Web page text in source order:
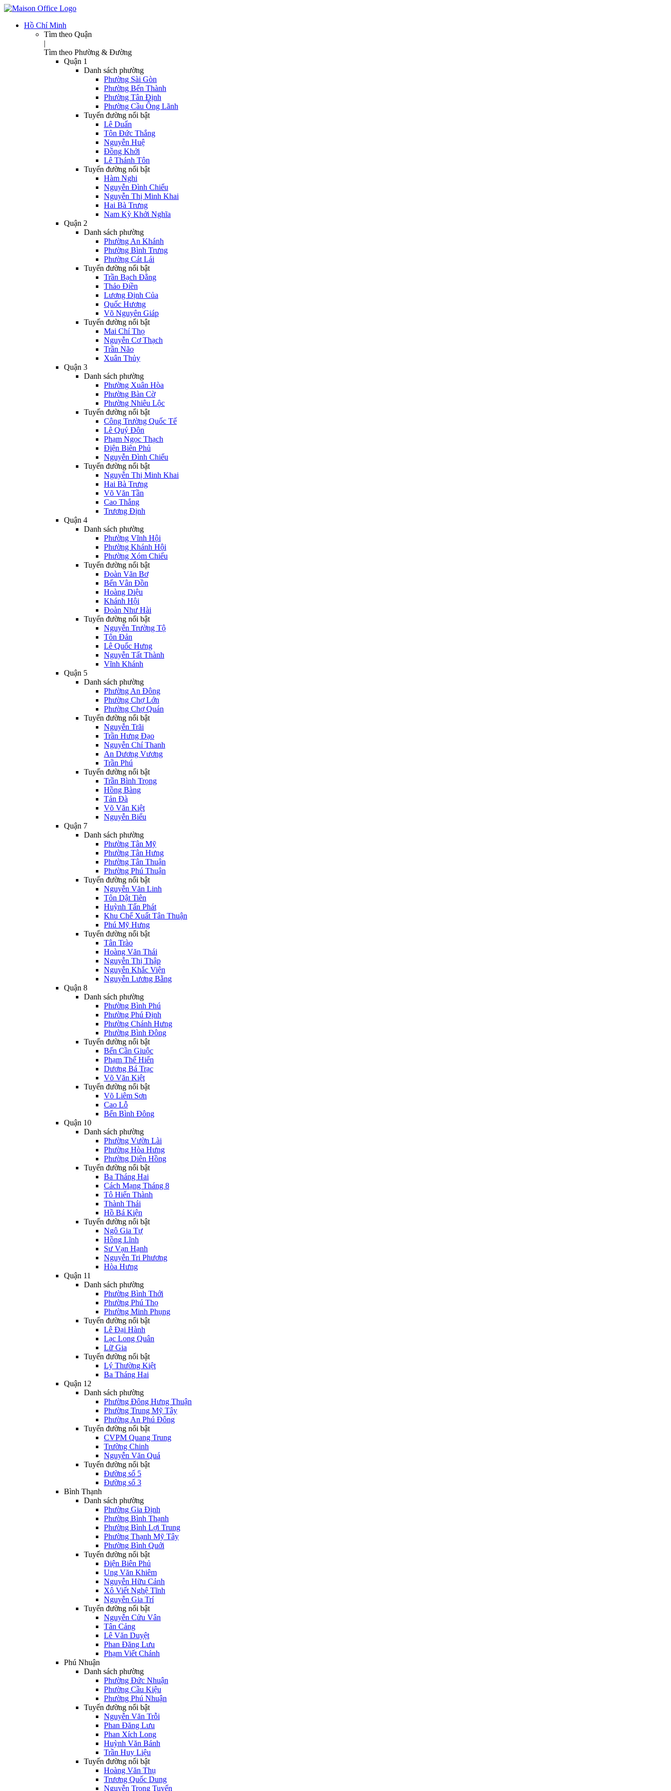
Hồ Chí Minh
Tìm theo Quận
|
Tìm theo Phường & Đường
Quận 1
Danh sách phường
Phường Sài Gòn
Phường Bến Thành
Phường Tân Định
Phường Cầu Ông Lãnh
Tuyến đường nổi bật
Lê Duẩn
Tôn Đức Thắng
Nguyễn Huệ
Đồng Khởi
Lê Thánh Tôn
Tuyến đường nổi bật
Hàm Nghi
Nguyễn Đình Chiểu
Nguyễn Thị Minh Khai
Hai Bà Trưng
Nam Kỳ Khởi Nghĩa
Quận 2
Danh sách phường
Phường An Khánh
Phường Bình Trưng
Phường Cát Lái
Tuyến đường nổi bật
Trần Bạch Đằng
Thảo Điền
Lương Định Của
Quốc Hương
Võ Nguyên Giáp
Tuyến đường nổi bật
Mai Chí Thọ
Nguyễn Cơ Thạch
Trần Não
Xuân Thủy
Quận 3
Danh sách phường
Phường Xuân Hòa
Phường Bàn Cờ
Phường Nhiêu Lộc
Tuyến đường nổi bật
Công Trường Quốc Tế
Lê Quý Đôn
Phạm Ngọc Thạch
Điện Biên Phủ
Nguyễn Đình Chiểu
Tuyến đường nổi bật
Nguyễn Thị Minh Khai
Hai Bà Trưng
Võ Văn Tần
Cao Thắng
Trương Định
Quận 4
Danh sách phường
Phường Vĩnh Hội
Phường Khánh Hội
Phường Xóm Chiếu
Tuyến đường nổi bật
Đoàn Văn Bơ
Bến Vân Đồn
Hoàng Diệu
Khánh Hội
Đoàn Như Hài
Tuyến đường nổi bật
Nguyễn Trường Tộ
Tôn Đản
Lê Quốc Hưng
Nguyễn Tất Thành
Vĩnh Khánh
Quận 5
Danh sách phường
Phường An Đông
Phường Chợ Lớn
Phường Chợ Quán
Tuyến đường nổi bật
Nguyễn Trãi
Trần Hưng Đạo
Nguyễn Chí Thanh
An Dương Vương
Trần Phú
Tuyến đường nổi bật
Trần Bình Trọng
Hồng Bàng
Tản Đà
Võ Văn Kiệt
Nguyễn Biểu
Quận 7
Danh sách phường
Phường Tân Mỹ
Phường Tân Hưng
Phường Tân Thuận
Phường Phú Thuận
Tuyến đường nổi bật
Nguyễn Văn Linh
Tôn Dật Tiên
Huỳnh Tấn Phát
Khu Chế Xuất Tân Thuận
Phú Mỹ Hưng
Tuyến đường nổi bật
Tân Trào
Hoàng Văn Thái
Nguyễn Thị Thập
Nguyễn Khắc Viện
Nguyễn Lương Bằng
Quận 8
Danh sách phường
Phường Bình Phú
Phường Phú Định
Phường Chánh Hưng
Phường Bình Đông
Tuyến đường nổi bật
Bến Cần Giuộc
Phạm Thế Hiển
Dương Bá Trạc
Võ Văn Kiệt
Tuyến đường nổi bật
Võ Liêm Sơn
Cao Lỗ
Bến Bình Đông
Quận 10
Danh sách phường
Phường Vườn Lài
Phường Hòa Hưng
Phường Diên Hồng
Tuyến đường nổi bật
Ba Tháng Hai
Cách Mạng Tháng 8
Tô Hiến Thành
Thành Thái
Hồ Bá Kiện
Tuyến đường nổi bật
Ngô Gia Tự
Hồng Lĩnh
Sư Vạn Hạnh
Nguyễn Tri Phương
Hòa Hưng
Quận 11
Danh sách phường
Phường Bình Thới
Phường Phú Thọ
Phường Minh Phụng
Tuyến đường nổi bật
Lê Đại Hành
Lạc Long Quân
Lữ Gia
Tuyến đường nổi bật
Lý Thường Kiệt
Ba Tháng Hai
Quận 12
Danh sách phường
Phường Đông Hưng Thuận
Phường Trung Mỹ Tây
Phường An Phú Đông
Tuyến đường nổi bật
CVPM Quang Trung
Trường Chinh
Nguyễn Văn Quá
Tuyến đường nổi bật
Đường số 5
Đường số 3
Bình Thạnh
Danh sách phường
Phường Gia Định
Phường Bình Thạnh
Phường Bình Lợi Trung
Phường Thạnh Mỹ Tây
Phường Bình Quới
Tuyến đường nổi bật
Điện Biên Phủ
Ung Văn Khiêm
Nguyễn Hữu Cảnh
Xô Viết Nghệ Tĩnh
Nguyễn Gia Trí
Tuyến đường nổi bật
Nguyễn Cửu Vân
Tân Cảng
Lê Văn Duyệt
Phan Đăng Lưu
Phạm Viết Chánh
Phú Nhuận
Danh sách phường
Phường Đức Nhuận
Phường Cầu Kiệu
Phường Phú Nhuận
Tuyến đường nổi bật
Nguyễn Văn Trỗi
Phan Đăng Lưu
Phan Xích Long
Huỳnh Văn Bánh
Trần Huy Liệu
Tuyến đường nổi bật
Hoàng Văn Thụ
Trương Quốc Dung
Nguyễn Trọng Tuyển